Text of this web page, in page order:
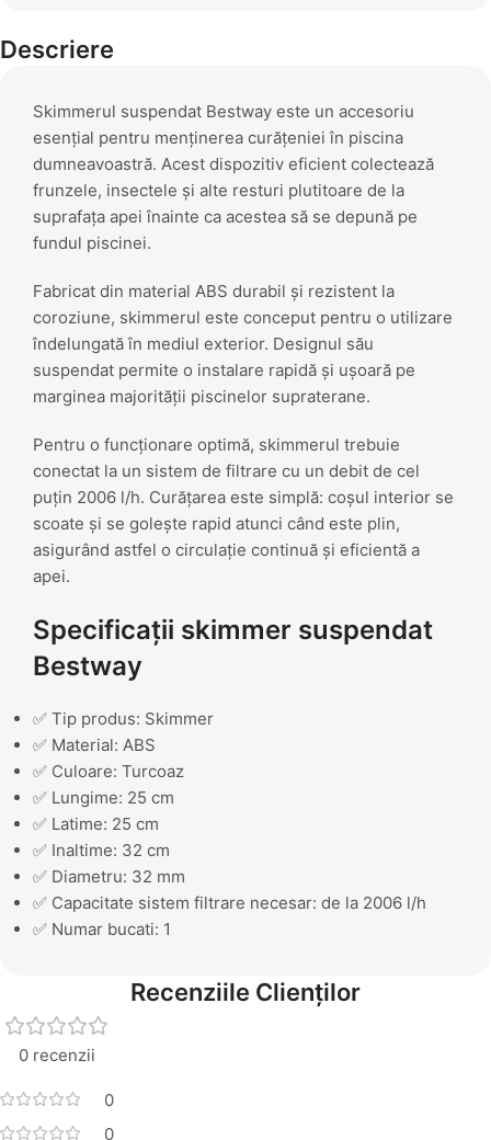
Descriere
Skimmerul suspendat Bestway este un accesoriu
esențial pentru menținerea curățeniei în piscina
dumneavoastră. Acest dispozitiv eficient colectează
frunzele, insectele și alte resturi plutitoare de la
suprafața apei înainte ca acestea să se depună pe
fundul piscinei.
Fabricat din material ABS durabil și rezistent la
coroziune, skimmerul este conceput pentru o utilizare
îndelungată în mediul exterior. Designul său
suspendat permite o instalare rapidă și ușoară pe
marginea majorității piscinelor supraterane.
Pentru o funcționare optimă, skimmerul trebuie
conectat la un sistem de filtrare cu un debit de cel
puțin 2006 l/h. Curățarea este simplă: coșul interior se
scoate și se golește rapid atunci când este plin,
asigurând astfel o circulație continuă și eficientă a
apei.
Specificații skimmer suspendat
Bestway
✅ Tip produs: Skimmer
✅ Material: ABS
✅ Culoare: Turcoaz
✅ Lungime: 25 cm
✅ Latime: 25 cm
✅ Inaltime: 32 cm
✅ Diametru: 32 mm
✅ Capacitate sistem filtrare necesar: de la 2006 l/h
✅ Numar bucati: 1
Recenziile Clienților
0 recenzii
0
0